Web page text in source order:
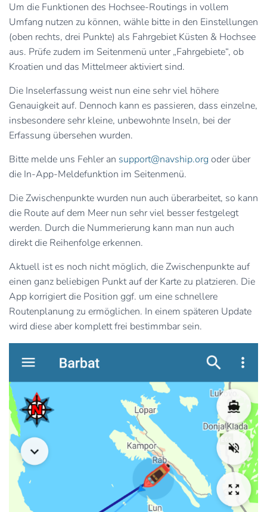
Um die Funktionen des Hochsee-Routings in vollem
Umfang nutzen zu können, wähle bitte in den Einstellungen
(oben rechts, drei Punkte) als Fahrgebiet Küsten & Hochsee
aus. Prüfe zudem im Seitenmenü unter „Fahrgebiete“, ob
Kroatien und das Mittelmeer aktiviert sind.
Die Inselerfassung weist nun eine sehr viel höhere
Genauigkeit auf. Dennoch kann es passieren, dass einzelne,
insbesondere sehr kleine, unbewohnte Inseln, bei der
Erfassung übersehen wurden.
Bitte melde uns Fehler an support@navship.org oder über
die In-App-Meldefunktion im Seitenmenü.
Die Zwischenpunkte wurden nun auch überarbeitet, so kann
die Route auf dem Meer nun sehr viel besser festgelegt
werden. Durch die Nummerierung kann man nun auch
direkt die Reihenfolge erkennen.
Aktuell ist es noch nicht möglich, die Zwischenpunkte auf
einen ganz beliebigen Punkt auf der Karte zu platzieren. Die
App korrigiert die Position ggf. um eine schnellere
Routenplanung zu ermöglichen. In einem späteren Update
wird diese aber komplett frei bestimmbar sein.